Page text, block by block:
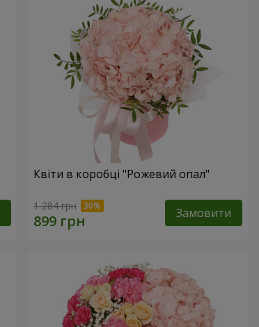
Квіти в коробці "Рожевий опал"
1 284 грн Замовити